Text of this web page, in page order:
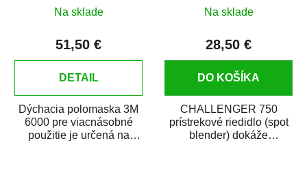
Na sklade
51,50 €
DETAIL
Dýchacia polomaska 3M
6000 pre viacnásobné
použitie je určená na
Na sklade
28,50 €
DO KOŠÍKA
CHALLENGER 750
prístrekové riedidlo (spot
blender) dokáže